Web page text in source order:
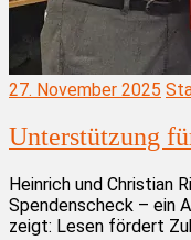
27. November 2025
Unterstützung
Heinrich und Christian
Spendenscheck – ein
zeigt: Lesen fördert